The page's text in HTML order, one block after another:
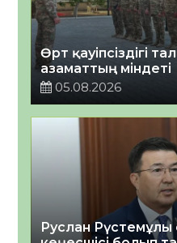
Өрт қауіпсіздігі
азаматтың міндеті
05.08.2026
Руслан Рүстемұлы